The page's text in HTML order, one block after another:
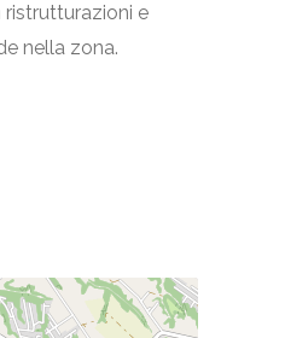
ristrutturazioni e
nella zona.